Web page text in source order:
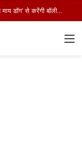
असम की सुलक्षणा बरुआ अमित राय की फिल्म ‘ओह माय डॉग’ से करेंगी बॉलीवुड में पदार्पण